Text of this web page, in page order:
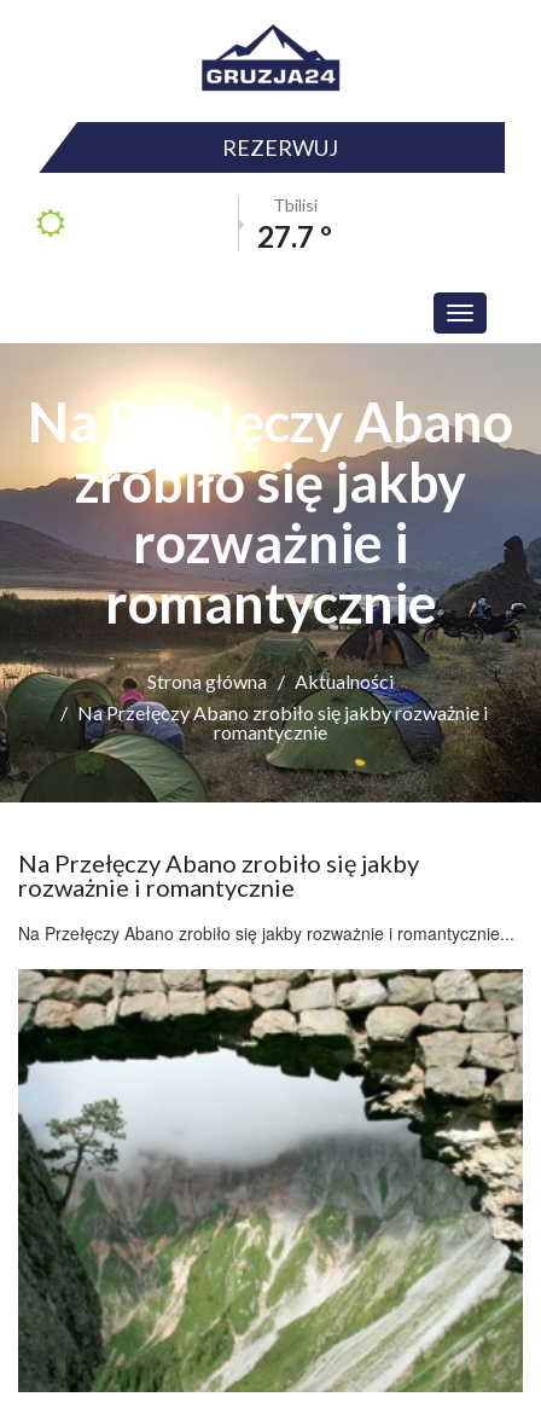
REZERWUJ
Tbilisi
27.7 º
Toggle
navigation
Na Przełęczy Abano
zrobiło się jakby
rozważnie i
romantycznie
Strona główna
Aktualności
Na Przełęczy Abano zrobiło się jakby rozważnie i
romantycznie
Na Przełęczy Abano zrobiło się jakby
rozważnie i romantycznie
Na Przełęczy Abano zrobiło się jakby rozważnie i romantycznie...